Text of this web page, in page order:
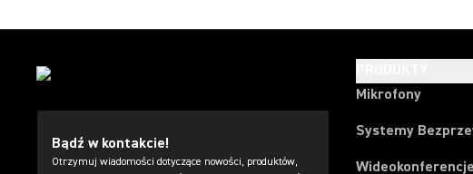
Bądź w kontakcie!
Otrzymuj wiadomości dotyczące nowości, produktów,
Mikrofony
Systemy
Wideokonferencje